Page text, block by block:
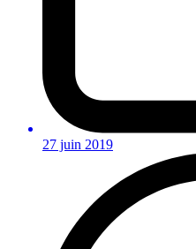
27 juin 2019